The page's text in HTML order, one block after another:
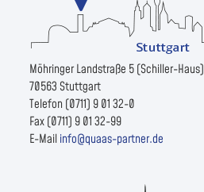
Möhringer Landstraße 5 (Schiller-Haus)
70563 Stuttgart
Telefon (0711) 9 01 32-0
Fax (0711) 9 01 32-99
E-Mailinfo@quaas-partner.de